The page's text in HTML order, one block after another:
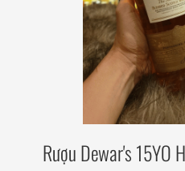
Rượu Dewar's 15YO